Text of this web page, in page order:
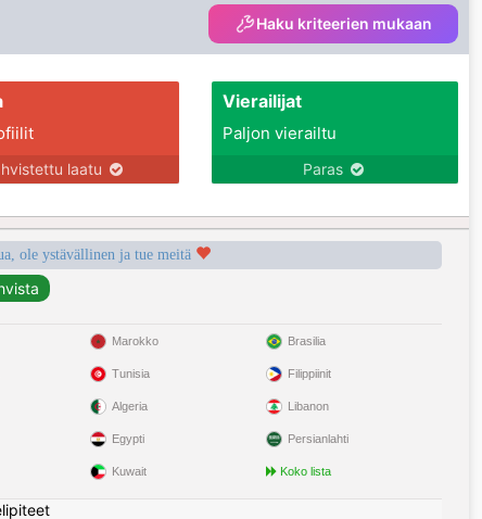
Haku kriteerien mukaan
laatu
Vierailijat
Paljon vierailtu
Paras
ole ystävällinen ja tue meitä
Marokko
Tunisia
Algeria
Egypti
Kuwait
Brasilia
Filippiinit
Libanon
Persianlahti
Koko lista